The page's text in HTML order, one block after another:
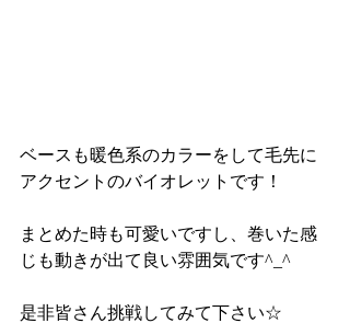
ベースも暖色系のカラーをして毛先に
アクセントのバイオレットです！
まとめた時も可愛いですし、巻いた感
じも動きが出て良い雰囲気です^_^
是非皆さん挑戦してみて下さい☆